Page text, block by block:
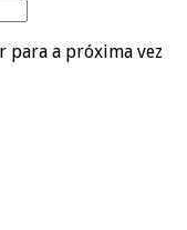
para a próxima vez